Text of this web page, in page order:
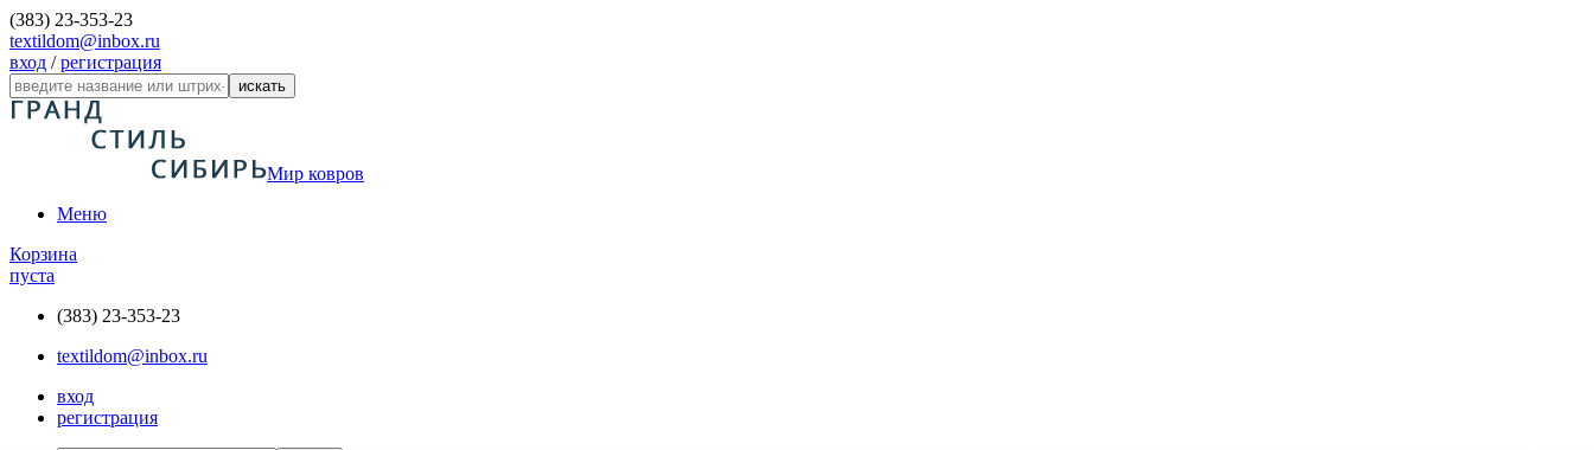
(383) 23-353-23
textildom@inbox.ru
вход /регистрация
искать
Мир ковров
Меню
Корзина
пуста
(383) 23-353-23
textildom@inbox.ru
вход
регистрация